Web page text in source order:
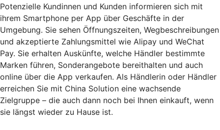
Potenzielle Kundinnen und Kunden informieren sich mit
ihrem Smartphone per App über Geschäfte in der
Umgebung. Sie sehen Öffnungszeiten, Wegbeschreibungen
und akzeptierte Zahlungsmittel wie Alipay und WeChat
Pay. Sie erhalten Auskünfte, welche Händler bestimmte
Marken führen, Sonderangebote bereithalten und auch
online über die App verkaufen. Als Händlerin oder Händler
erreichen Sie mit China Solution eine wachsende
Zielgruppe – die auch dann noch bei Ihnen einkauft, wenn
sie längst wieder zu Hause ist.